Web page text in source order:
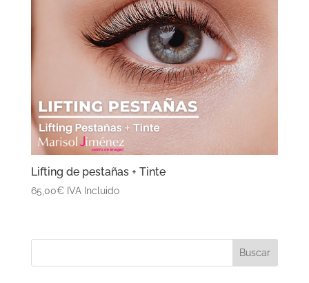
Lifting de pestañas + Tinte
65,00€ IVA Incluido